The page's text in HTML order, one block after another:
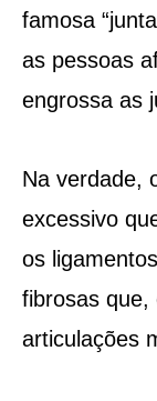
famosa
as pessoas
engrossa as
Na verdade,
excessivo
os
fibrosas que,
articulações